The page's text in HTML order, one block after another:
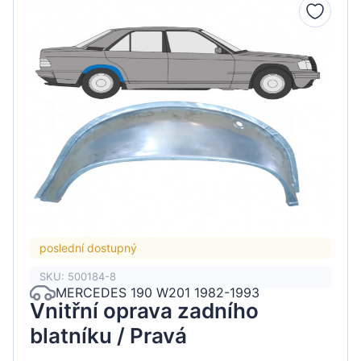
poslední dostupný
SKU: 500184-8
MERCEDES 190 W201 1982-1993
Vnitřní oprava zadního
blatníku / Pravá